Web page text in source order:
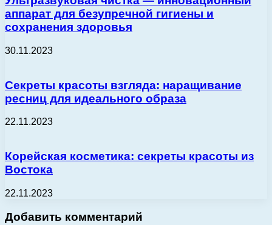
аппарат для безупречной гигиены и
сохранения здоровья
30.11.2023
Секреты красоты взгляда: наращивание
ресниц для идеального образа
22.11.2023
Корейская косметика: секреты красоты из
Востока
22.11.2023
Добавить комментарий